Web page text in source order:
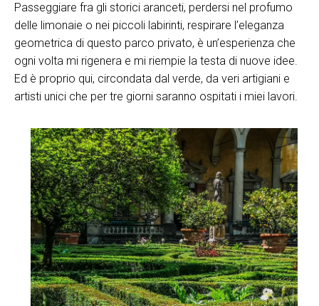
Passeggiare fra gli storici aranceti, perdersi nel profumo
delle limonaie o nei piccoli labirinti, respirare l’eleganza
geometrica di questo parco privato, è un’esperienza che
ogni volta mi rigenera e mi riempie la testa di nuove idee.
Ed è proprio qui, circondata dal verde, da veri artigiani e
artisti unici che per tre giorni saranno ospitati i miei lavori.